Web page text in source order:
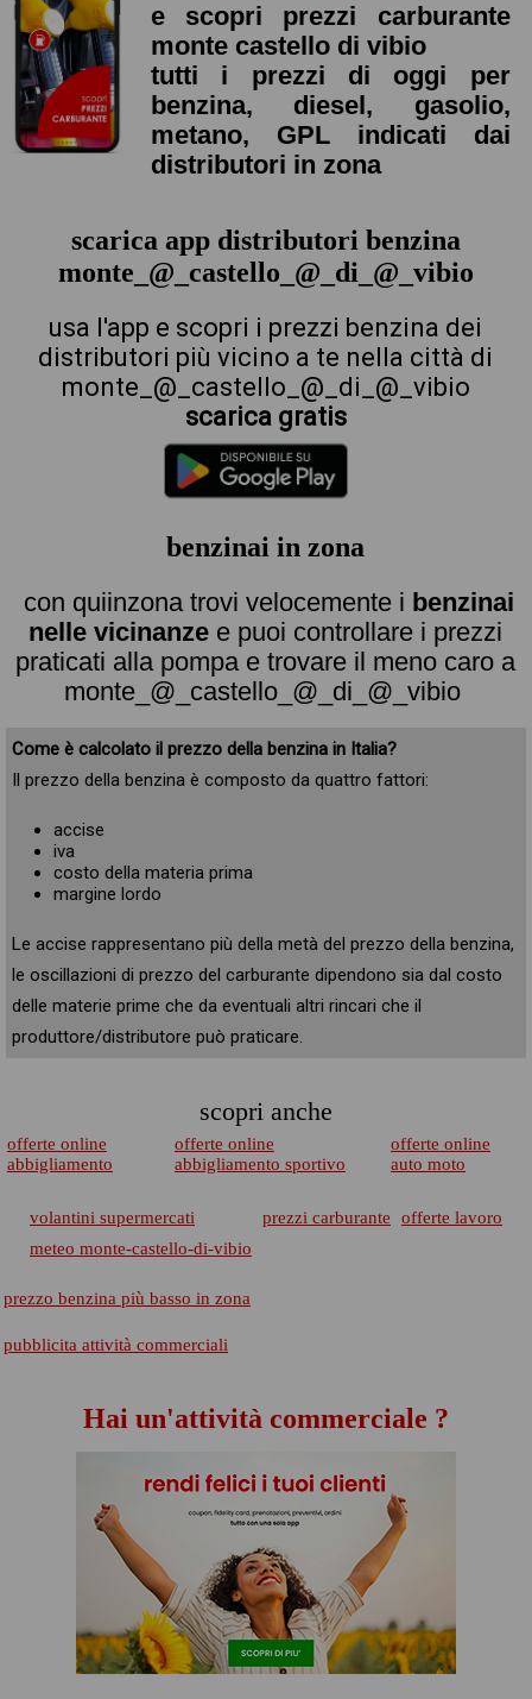
e scopri prezzi carburante
monte castello di vibio
tutti i prezzi di oggi per
benzina, diesel, gasolio,
metano, GPL indicati dai
distributori in zona
scarica app distributori benzina
monte_@_castello_@_di_@_vibio
usa l'app e scopri i prezzi benzina dei
distributori più vicino a te nella città di
monte_@_castello_@_di_@_vibio
scarica gratis
benzinai in zona
con quiinzona trovi velocemente i benzinai
nelle vicinanze e puoi controllare i prezzi
praticati alla pompa e trovare il meno caro a
monte_@_castello_@_di_@_vibio
Come è calcolato il prezzo della benzina in Italia?
Il prezzo della benzina è composto da quattro fattori:
accise
iva
costo della materia prima
margine lordo
Le accise rappresentano più della metà del prezzo della benzina,
le oscillazioni di prezzo del carburante dipendono sia dal costo
delle materie prime che da eventuali altri rincari che il
produttore/distributore può praticare.
scopri anche
offerte online
abbigliamento
offerte online
abbigliamento sportivo
offerte online
auto moto
volantini supermercati prezzi carburante
offerte lavoro
meteo monte-castello-di-vibio
prezzo benzina più basso in zona
pubblicita attività commerciali
Hai un'attività commerciale ?